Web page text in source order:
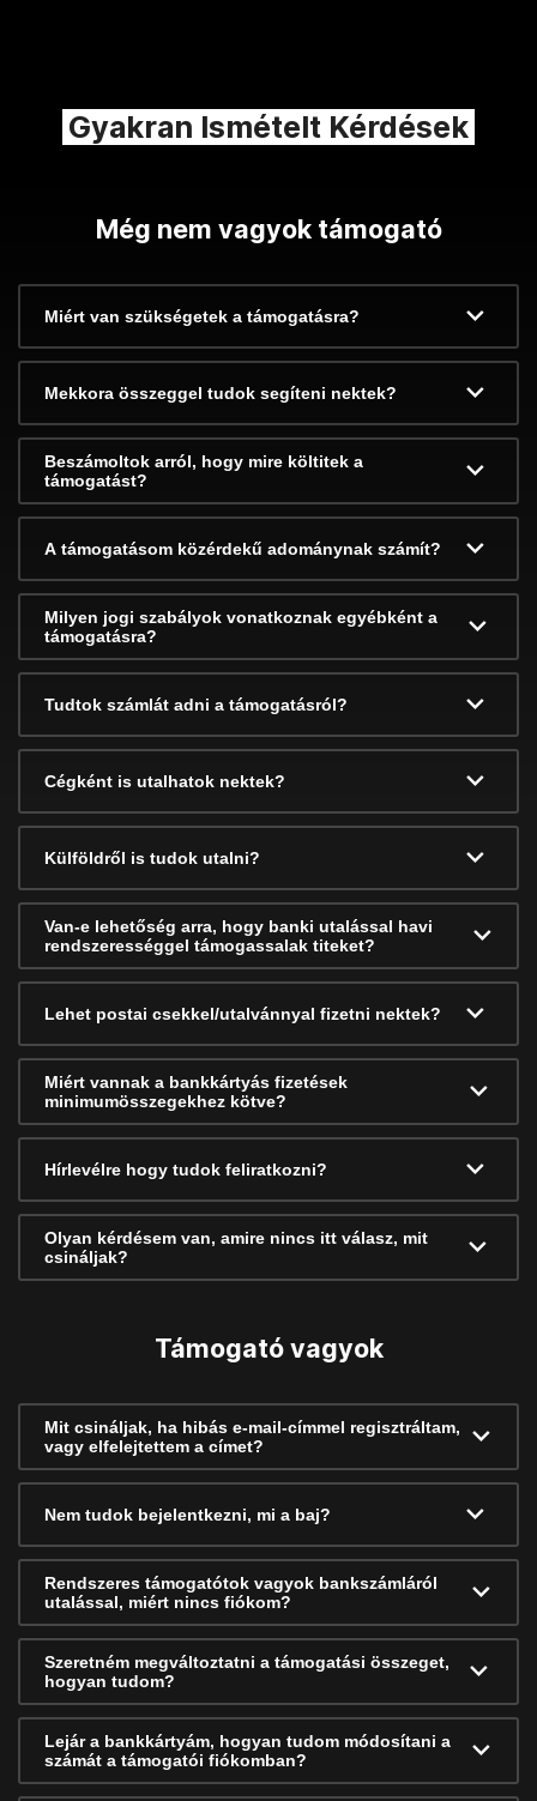
Gyakran Ismételt Kérdések
Még nem vagyok támogató
Miért van szükségetek a támogatásra?
Mekkora összeggel tudok segíteni nektek?
Beszámoltok arról, hogy mire költitek a
támogatást?
A támogatásom közérdekű adománynak számít?
Milyen jogi szabályok vonatkoznak egyébként a
támogatásra?
Tudtok számlát adni a támogatásról?
Cégként is utalhatok nektek?
Külföldről is tudok utalni?
Van-e lehetőség arra, hogy banki utalással havi
rendszerességgel támogassalak titeket?
Lehet postai csekkel/utalvánnyal fizetni nektek?
Miért vannak a bankkártyás fizetések
minimumösszegekhez kötve?
Hírlevélre hogy tudok feliratkozni?
Olyan kérdésem van, amire nincs itt válasz, mit
csináljak?
Támogató vagyok
Mit csináljak, ha hibás e-mail-címmel regisztráltam,
vagy elfelejtettem a címet?
Nem tudok bejelentkezni, mi a baj?
Rendszeres támogatótok vagyok bankszámláról
utalással, miért nincs fiókom?
Szeretném megváltoztatni a támogatási összeget,
hogyan tudom?
Lejár a bankkártyám, hogyan tudom módosítani a
számát a támogatói fiókomban?